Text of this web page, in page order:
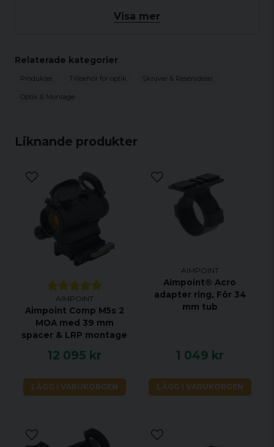
Liknande produkter
AIMPOINT
Aimpoint Comp M5s 2
MOA med 39 mm
spacer & LRP montage
12 095 kr
LÄGG I VARUKORGEN
AIMPOINT
Aimpoint® Acro
adapter ring, För 34
mm tub
1 049 kr
LÄGG I VARUKORGEN
Passar Aimpoint®-siktena 9000L, 9000SC,
9000SC-NV och CompC3 som producerades före
Passar sikten som inte produceras längre inom
Visa mer
Relaterade kategorier
Produkter Tillbehör för optik Skruvar & Reservdelar
Optik & Montage